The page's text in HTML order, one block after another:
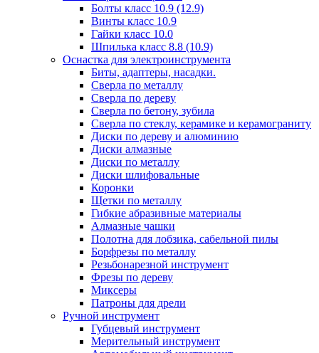
Болты класс 10.9 (12.9)
Винты класс 10.9
Гайки класс 10.0
Шпилька класс 8.8 (10.9)
Оснастка для электроинструмента
Биты, адаптеры, насадки.
Сверла по металлу
Сверла по дереву
Сверла по бетону, зубила
Сверла по стеклу, керамике и керамограниту
Диски по дереву и алюминию
Диски алмазные
Диски по металлу
Диски шлифовальные
Коронки
Щетки по металлу
Гибкие абразивные материалы
Алмазные чашки
Полотна для лобзика, сабельной пилы
Борфрезы по металлу
Резьбонарезной инструмент
Фрезы по дереву
Миксеры
Патроны для дрели
Ручной инструмент
Губцевый инструмент
Мерительный инструмент